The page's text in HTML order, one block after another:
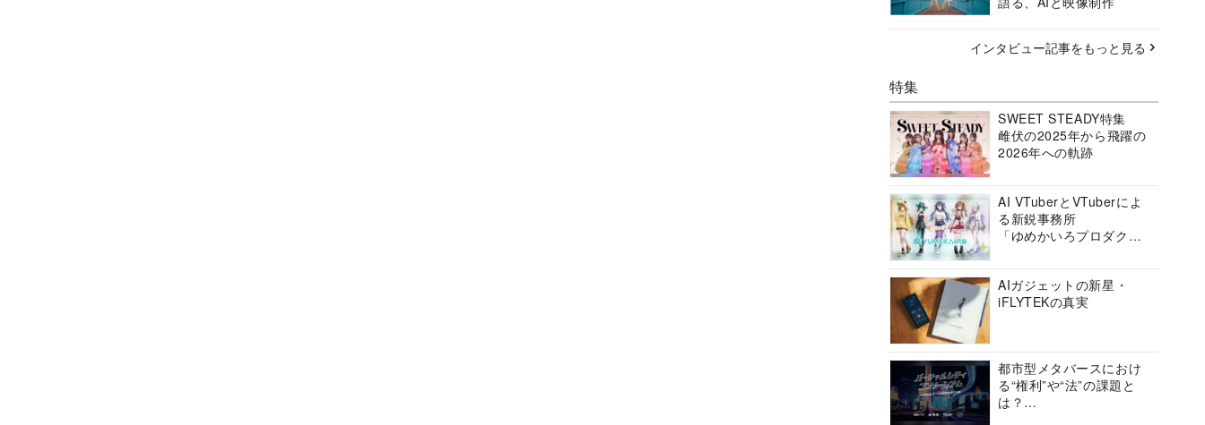
インタビュー記事をもっと見る
特集
SWEET STEADY特集
雌伏の2025年から飛躍の
2026年への軌跡
AI VTuberとVTuberによ
る新鋭事務所
「ゆめかいろプロダクシ
AIガジェットの新星・
iFLYTEKの真実
都市型メタバースにおけ
る“権利”や“法”の課題と
は？